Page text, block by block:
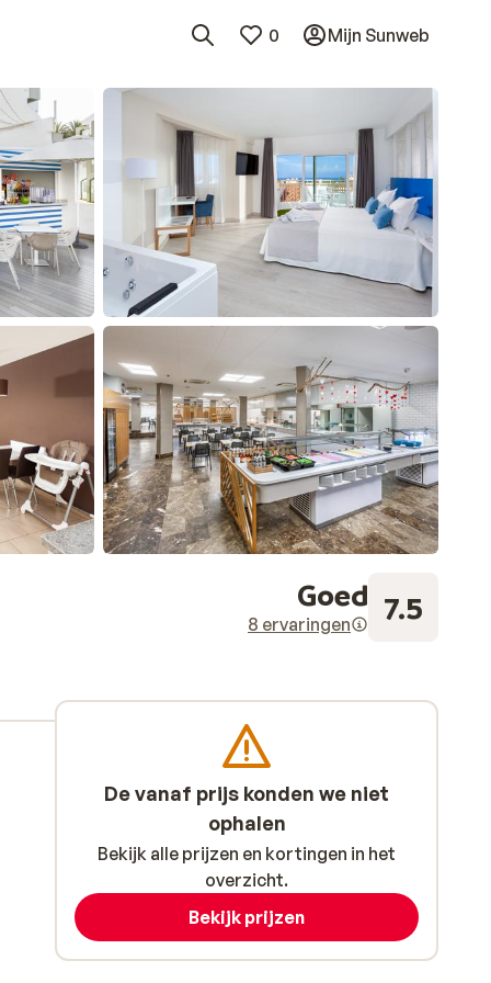
0 Mijn Sunweb
Goed
8 ervaringen 7.5
De vanaf prijs konden we niet
ophalen
Bekijk alle prijzen en kortingen in het
overzicht.
Bekijk prijzen